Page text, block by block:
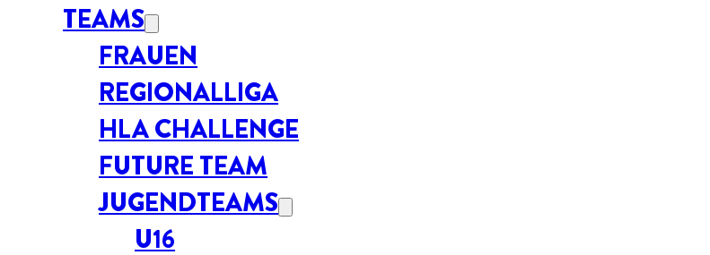
TEAMS
FRAUEN
REGIONALLIGA
HLA CHALLENGE
FUTURE TEAM
JUGENDTEAMS
U16